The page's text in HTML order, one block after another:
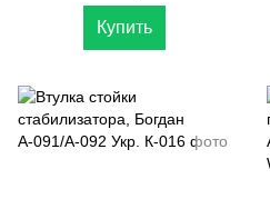
Купить